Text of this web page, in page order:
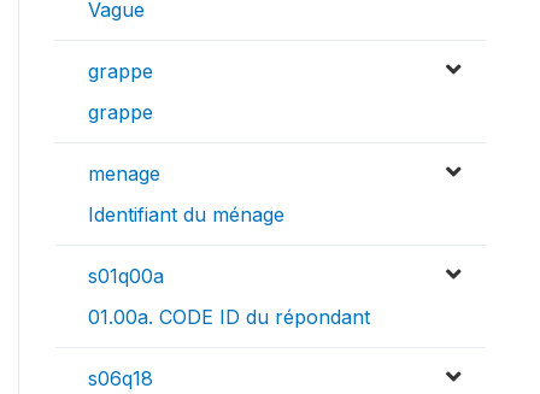
Vague
grappe
grappe
menage
Identifiant du ménage
s01q00a
01.00a. CODE ID du répondant
s06q18